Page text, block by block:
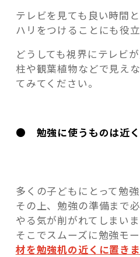
テレビを見ても良い時間
ハリをつけることにも役立
どうしても視界にテレビ
柱や観葉植物などで見え
てみてください。
● 勉強に使うものは近く
多くの子どもにとって勉
その上、勉強の準備まで
やる気が削がれてしまいま
そこでスムーズに勉強モ
材を勉強机の近くに置きま